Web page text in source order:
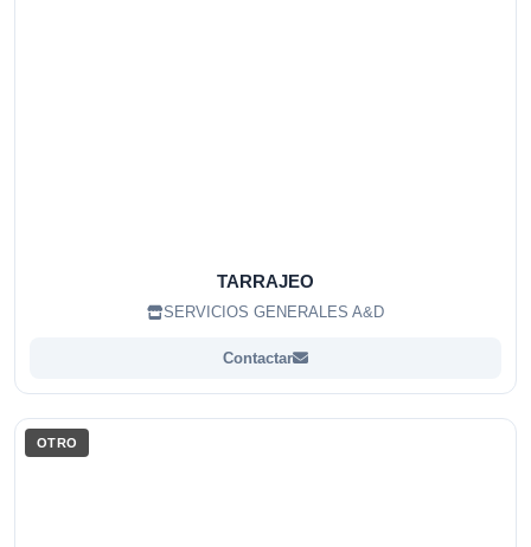
TARRAJEO
SERVICIOS GENERALES A&D
Contactar
OTRO